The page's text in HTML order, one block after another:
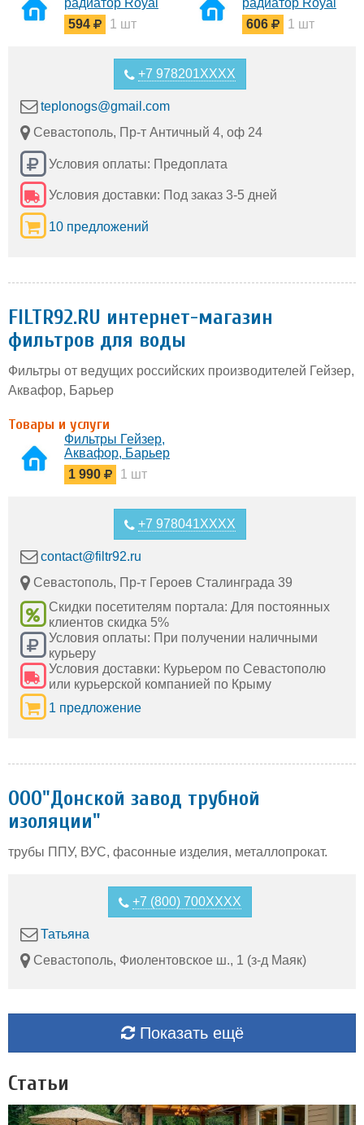
радиатор Royal
Thermo Revolution
594 1 шт
радиатор Royal
Thermo
DreamLiner
606 1 шт
+7 978201XXXX
teplonogs@gmail.com
Севастополь, Пр-т Античный 4, оф 24
Условия оплаты: Предоплата
Условия доставки: Под заказ 3-5 дней
10 предложений
FILTR92.RU интернет-магазин
фильтров для воды
Фильтры от ведущих российских производителей Гейзер,
Аквафор, Барьер
Товары и услуги
Фильтры Гейзер,
Аквафор, Барьер
в Севастополе
1 990 1 шт
+7 978041XXXX
contact@filtr92.ru
Севастополь, Пр-т Героев Сталинграда 39
Скидки посетителям портала: Для постоянных
клиентов скидка 5%
Условия оплаты: При получении наличными
курьеру
Условия доставки: Курьером по Севастополю
или курьерской компанией по Крыму
1 предложение
ООО"Донской завод трубной
изоляции"
трубы ППУ, ВУС, фасонные изделия, металлопрокат.
+7 (800) 700XXXX
Татьяна
Севастополь, Фиолентовское ш., 1 (з-д Маяк)
Показать ещё
Статьи